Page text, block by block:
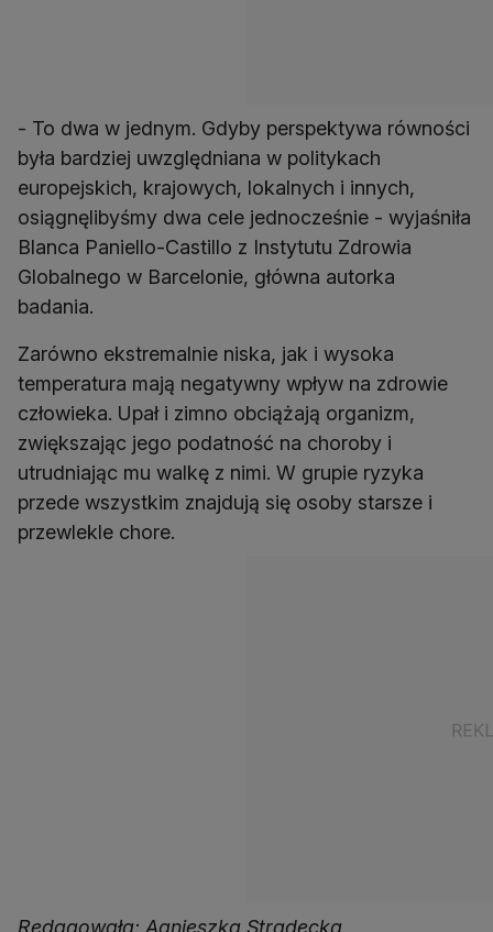
- To dwa w jednym. Gdyby perspektywa równości
była bardziej uwzględniana w politykach
europejskich, krajowych, lokalnych i innych,
osiągnęlibyśmy dwa cele jednocześnie - wyjaśniła
Blanca Paniello-Castillo z Instytutu Zdrowia
Globalnego w Barcelonie, główna autorka
badania.
Zarówno ekstremalnie niska, jak i wysoka
temperatura mają negatywny wpływ na zdrowie
człowieka. Upał i zimno obciążają organizm,
zwiększając jego podatność na choroby i
utrudniając mu walkę z nimi. W grupie ryzyka
przede wszystkim znajdują się osoby starsze i
przewlekle chore.